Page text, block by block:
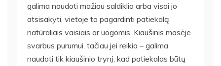
galima naudoti mažiau saldiklio arba visai jo
atsisakyti, vietoje to pagardinti patiekalą
natūraliais vaisiais ar uogomis. Kiaušinis masėje
svarbus purumui, tačiau jei reikia – galima
naudoti tik kiaušinio trynį, kad patiekalas būtų